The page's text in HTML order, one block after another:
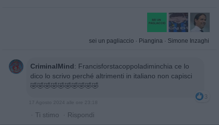
sei un pagliaccio · Piangina · Simone Inzaghi
CriminalMind: Francisforstacoppoladiminchia ce lo
dico lo scrivo perché altrimenti in italiano non capisci
🤣🤣🤣🤣🤣🤣🤣🤣🤣🤣
3
17 Agosto 2024 alle ore 23:18
· Ti stimo · Rispondi